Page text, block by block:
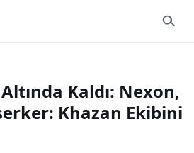
Kaldı: Nexon,
Khazan Ekibini